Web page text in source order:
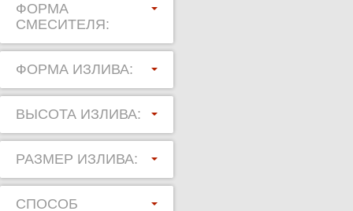
ФОРМА
СМЕСИТЕЛЯ:
ФОРМА ИЗЛИВА:
ВЫСОТА ИЗЛИВА:
РАЗМЕР ИЗЛИВА:
СПОСОБ